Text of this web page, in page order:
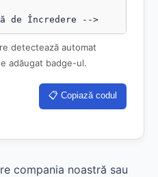
de Încredere -->
detectează automat
adăugat badge-ul.
📋 Copiază codul
compania noastră sau